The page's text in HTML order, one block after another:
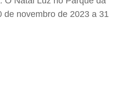
de novembro de 2023 a 31